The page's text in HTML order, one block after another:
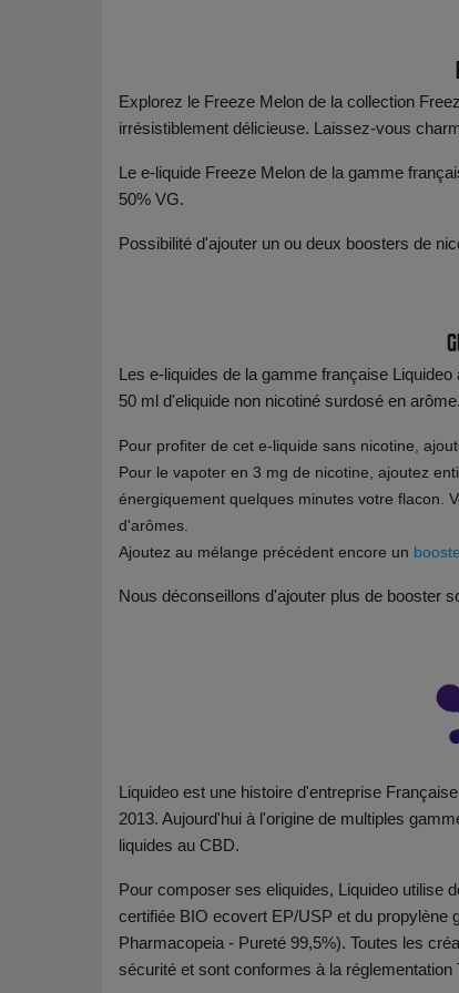
Explorez le Freeze Melon de la collection
irrésistiblement délicieuse. Laissez-vous
Le e-liquide Freeze Melon de la gamme
50% VG.
Possibilité d'ajouter un ou deux boosters de
Les e-liquides de la gamme française
50 ml d'eliquide non nicotiné surdosé en arôme.
Pour profiter de cet e-liquide sans nicotine,
Pour le vapoter en 3 mg de nicotine, ajoutez
énergiquement quelques minutes votre flacon.
d'arômes.
Ajoutez au mélange précédent encore un
Nous déconseillons d'ajouter plus de booster
Liquideo est une histoire d'entreprise
2013. Aujourd'hui à l'origine de multiples
liquides au CBD.
Pour composer ses eliquides, Liquideo utilise
certifiée BIO ecovert EP/USP et du propylène
Pharmacopeia - Pureté 99,5%). Toutes les
sécurité et sont conformes à la réglementation